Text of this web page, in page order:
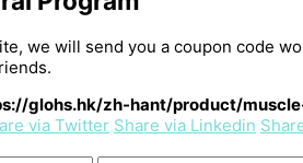
we will send you a coupon code
glohs.hk/zh-hant/product/
via Twitter Share via Linkedin